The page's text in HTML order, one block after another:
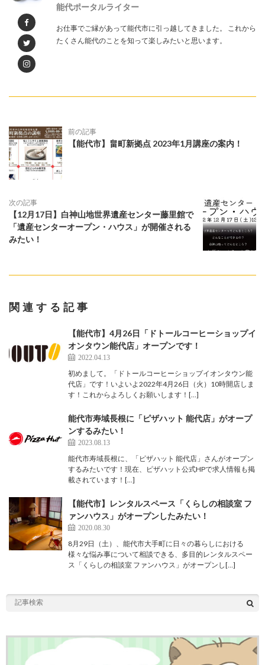
能代ポータルライター
お仕事でご縁があって能代市に引っ越してきました。 これから
たくさん能代のことを知って楽しみたいと思います。
前の記事
【能代市】畠町新拠点 2023年1月講座の案内！
次の記事
【12月17日】白神山地世界遺産センター藤里館で
「遺産センターオープン・ハウス」が開催される
みたい！
関連する記事
【能代市】4月26日「ドトールコーヒーショップイ
オンタウン能代店」オープンです！
2022.04.13
初めまして。「ドトールコーヒーショップイオンタウン能
代店」です！いよいよ2022年4月26日（火）10時開店しま
す！これからよろしくお願いします！[…]
能代市寿域長根に「ピザハット 能代店」がオープ
ンするみたい！
2023.08.13
能代市寿域長根に、「ピザハット 能代店」さんがオープン
するみたいです！現在、ピザハット公式HPで求人情報も掲
載されています！[…]
【能代市】レンタルスペース「くらしの相談室 フ
ァンハウス」がオープンしたみたい！
2020.08.30
8月29日（土）、能代市大手町に日々の暮らしにおける
様々な悩み事について相談できる、多目的レンタルスペー
ス「くらしの相談室 ファンハウス」がオープンし[…]